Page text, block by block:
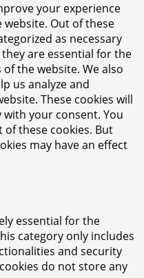
your experience
Out of these
as necessary
are essential for the
the website. We also
us analyze and
These cookies will
your consent. You
these cookies. But
may have an effect
essential for the
category only includes
and security
do not store any